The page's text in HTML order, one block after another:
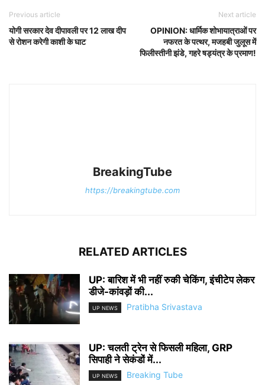
Previous article
योगी सरकार देव दीपावली पर 12 लाख दीप
से रोशन करेगी काशी के घाट
Next article
OPINION: धार्मिक शोभायात्राओं पर
नफरत के पत्थर, मजहबी जुलूस में
फिलीस्तीनी झंडे, गहरे षड्यंत्र के प्रमाण!
BreakingTube
https://breakingtube.com
RELATED ARTICLES
UP: बारिश में भी नहीं रुकी चेकिंग, इंचीटेप लेकर
डीजे-कांवड़ों की...
UP NEWS Pratibha Srivastava
UP: चलती ट्रेन से फिसली महिला, GRP
सिपाही ने सेकंडों में...
UP NEWS Breaking Tube